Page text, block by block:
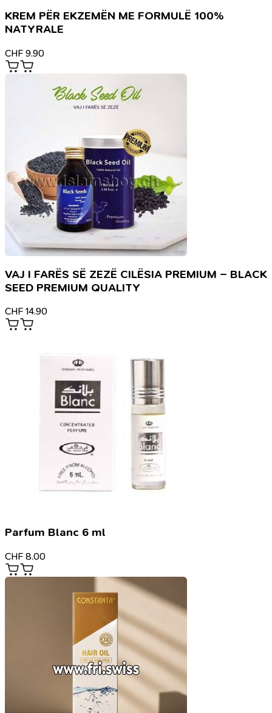
KREM PËR EKZEMËN ME FORMULË 100%
NATYRALE
CHF 9.90
VAJ I FARËS SË ZEZË CILËSIA PREMIUM – BLACK
SEED PREMIUM QUALITY
CHF 14.90
Parfum Blanc 6 ml
CHF 8.00